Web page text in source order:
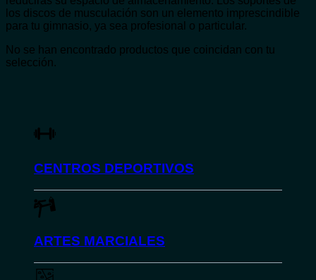
los discos de musculación son un elemento imprescindible
para tu gimnasio, ya sea profesional o particular.
No se han encontrado productos que coincidan con tu
selección.
CENTROS DEPORTIVOS
ARTES MARCIALES